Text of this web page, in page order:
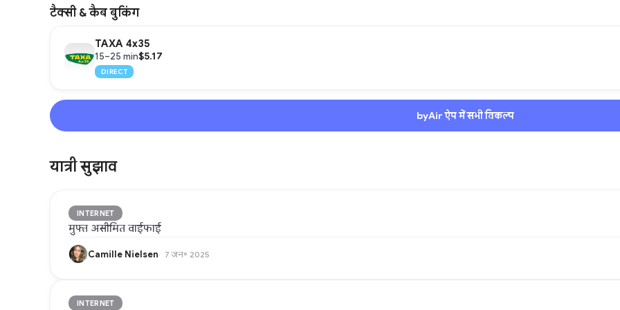
टैक्सी & कैब बुकिंग
TAXA 4x35
15–25 min$5.17
DIRECT
byAir ऐप में सभी विकल्प
यात्री सुझाव
INTERNET
मुफ्त असीमित वाईफाई
Camille Nielsen 7 जन॰ 2025
INTERNET